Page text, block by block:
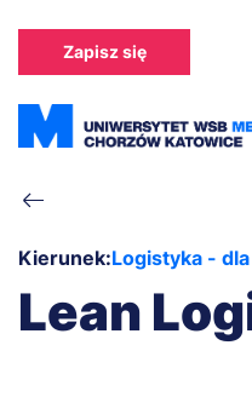
treści
Zapisz się
Ścieżka
Kierunek:Logistyka -
Lean